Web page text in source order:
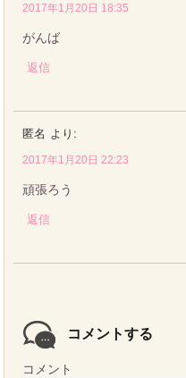
2017年1月20日 18:35
がんば
返信
匿名 より:
2017年1月20日 22:23
頑張ろう
返信
コメントする
コメント